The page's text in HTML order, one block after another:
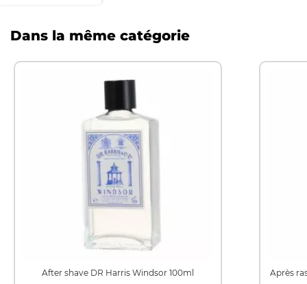
Dans la même catégorie
After shave DR Harris Windsor 100ml Après